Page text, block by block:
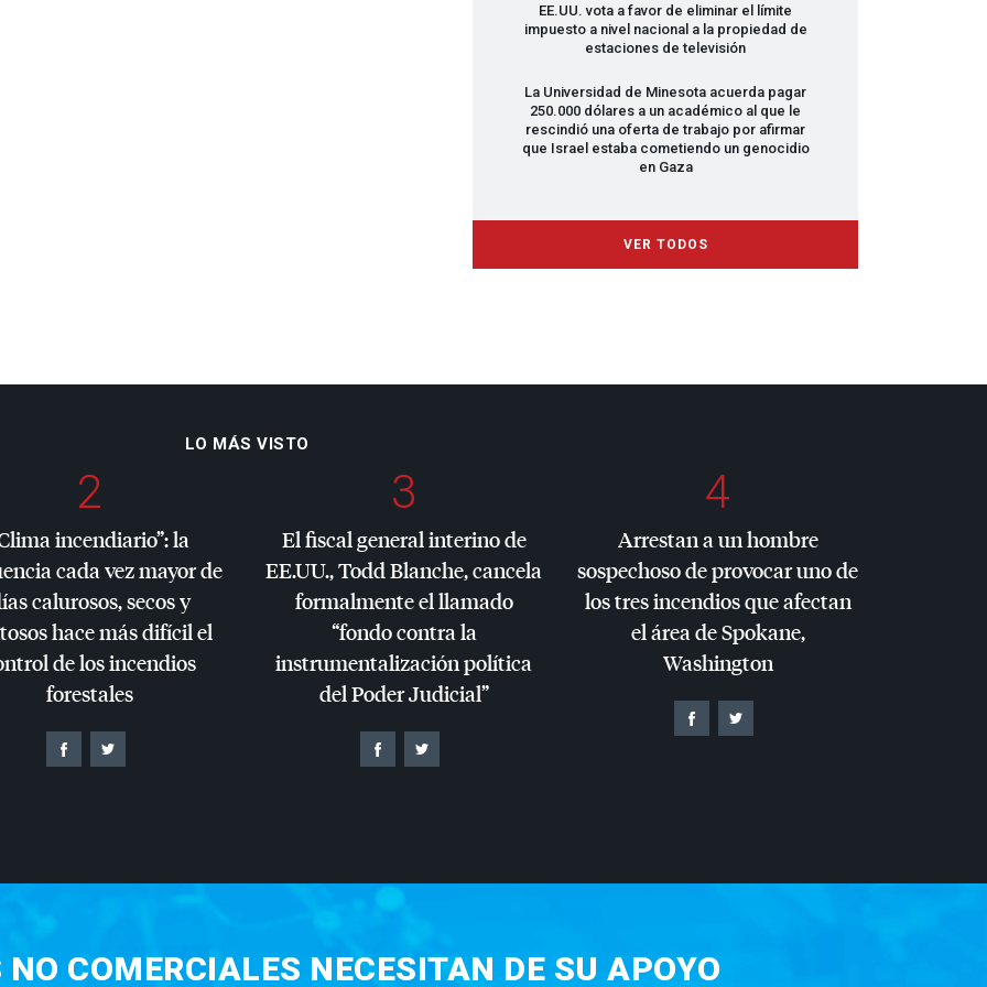
EE.UU. vota a favor de eliminar el límite
impuesto a nivel nacional a la propiedad de
estaciones de televisión
La Universidad de Minesota acuerda pagar
250.000 dólares a un académico al que le
rescindió una oferta de trabajo por afirmar
que Israel estaba cometiendo un genocidio
en Gaza
VER TODOS
LO MÁS VISTO
2
incendiario”: la
cada vez mayor de
calurosos, secos y
hace más difícil el
de los incendios
forestales
3
El fiscal general interino de
EE.UU., Todd Blanche, cancela
formalmente el llamado
“fondo contra la
instrumentalización política
del Poder Judicial”
4
Arrestan a un hombre
sospechoso de provocar uno de
los tres incendios que afectan
el área de Spokane,
Washington
COMERCIALES NECESITAN DE SU APOYO